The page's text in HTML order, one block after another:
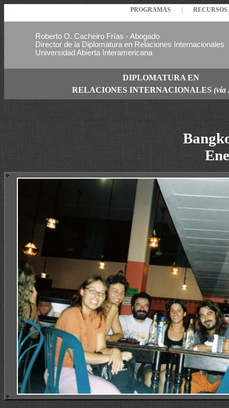
PROGRAMAS
Roberto O. Cacheiro Frías - Abogado
Director de la Diplomatura en Relaciones Internacionales
Universidad Abierta Interamericana
DIPLOMATURA EN
RELACIONES INTERNACIONALES (vía